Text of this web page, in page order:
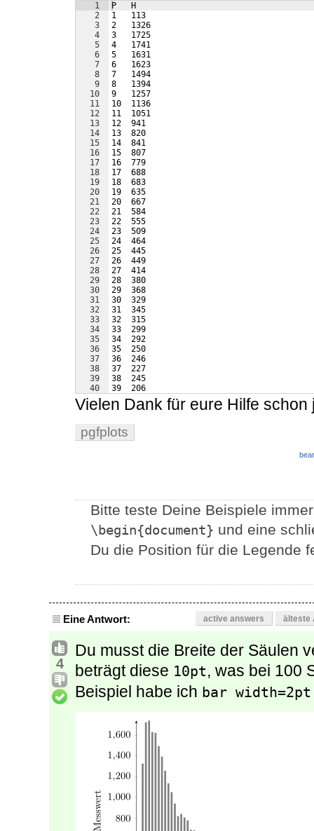
1
2
3
4
5
6
7
8
9
10
11
12
13
14
15
16
17
18
19
20
21
22
23
24
25
26
27
28
29
30
31
32
33
34
35
36
37
38
39
40
41
P   H
1   113
2   1326
3   1725
4   1741
5   1631
6   1623
7   1494
8   1394
9   1257
10  1136
11  1051
12  941
13  820
14  841
15  807
16  779
17  688
18  683
19  635
20  667
21  584
22  555
23  509
24  464
25  445
26  449
27  414
28  380
29  368
30  329
31  345
32  315
33  299
34  292
35  250
36  246
37  227
38  245
39  206
40  208
Vielen Dank für eure Hilfe schon
pgfplots
Bitte teste Deine Beispiele
\begin{document} und eine
Du die Position für die Legende
Eine Antwort: active answers älteste
4
Du musst die Breite der Säulen
beträgt diese 10pt, was bei 100
Beispiel habe ich bar width=2pt